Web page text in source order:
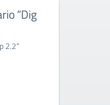
“Dig
2.2"